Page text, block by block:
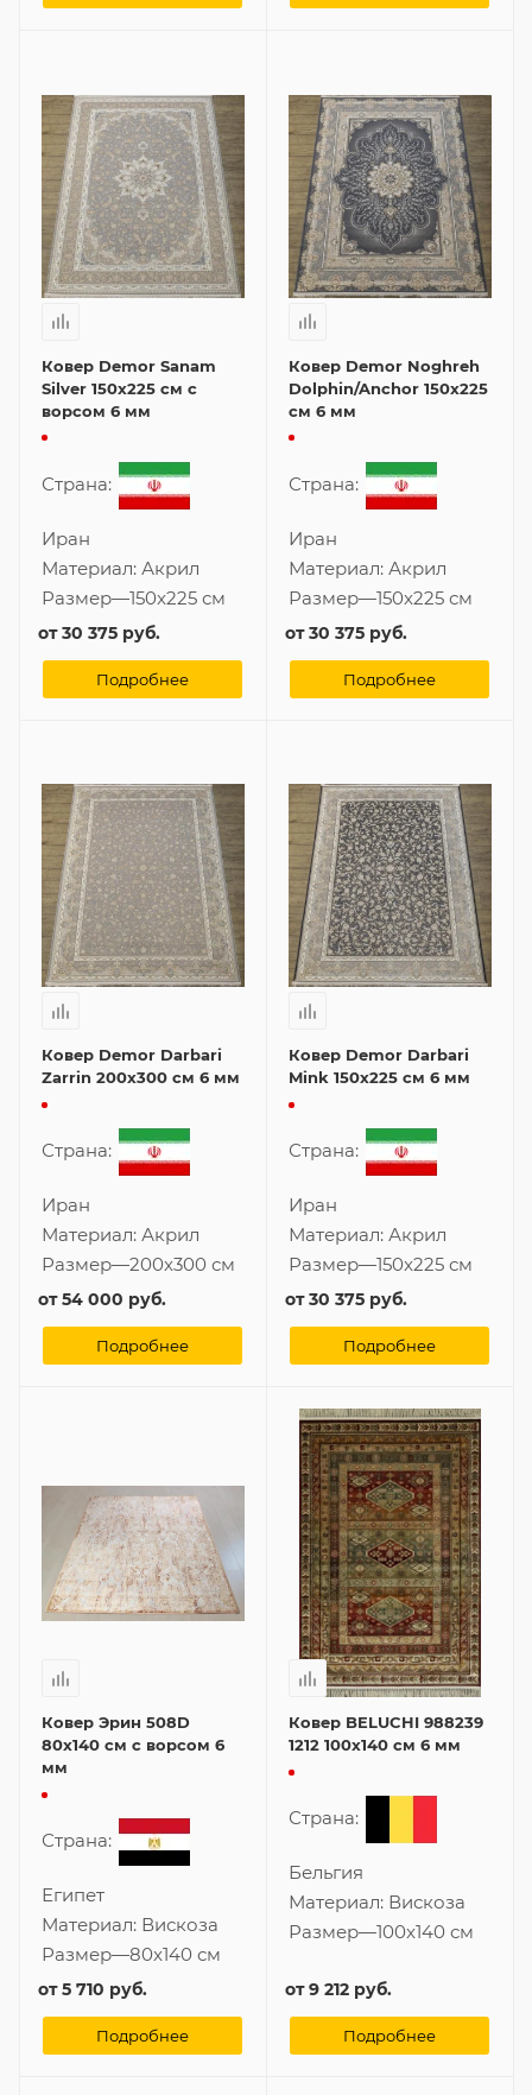
Ковер Demor Sanam
Silver 150x225 см с
ворсом 6 мм
Страна:
Иран
Материал: Акрил
Размер—150x225 см
от30 375 руб.
Подробнее
Ковер Demor Noghreh
Dolphin/Anchor 150x225
см 6 мм
Страна:
Иран
Материал: Акрил
Размер—150x225 см
от30 375 руб.
Подробнее
Ковер Demor Darbari
Zarrin 200x300 см 6 мм
Страна:
Иран
Материал: Акрил
Размер—200x300 см
от54 000 руб.
Подробнее
Ковер Demor Darbari
Mink 150x225 см 6 мм
Страна:
Иран
Материал: Акрил
Размер—150x225 см
от30 375 руб.
Подробнее
Ковер Эрин 508D
80x140 см с ворсом 6
мм
Страна:
Египет
Материал: Вискоза
Размер—80x140 см
от5 710 руб.
Подробнее
Ковер BELUCHI 988239
1212 100x140 см 6 мм
Страна:
Бельгия
Материал: Вискоза
Размер—100x140 см
от9 212 руб.
Подробнее